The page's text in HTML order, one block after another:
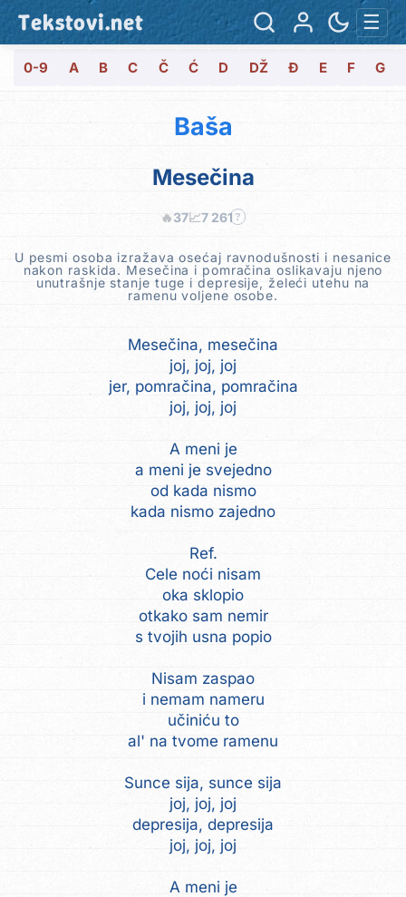
Tekstovi.net ☰
0-9 A B C Č Ć D DŽ Đ E F G
Baša
Mesečina
🔥37📈7 261 ?
U pesmi osoba izražava osećaj ravnodušnosti i nesanice
nakon raskida. Mesečina i pomračina oslikavaju njeno
unutrašnje stanje tuge i depresije, želeći utehu na
ramenu voljene osobe.
Mesečina, mesečina
joj, joj, joj
jer, pomračina, pomračina
joj, joj, joj
A meni je
a meni je svejedno
od kada nismo
kada nismo zajedno
Ref.
Cele noći nisam
oka sklopio
otkako sam nemir
s tvojih usna popio
Nisam zaspao
i nemam nameru
učiniću to
al' na tvome ramenu
Sunce sija, sunce sija
joj, joj, joj
depresija, depresija
joj, joj, joj
A meni je